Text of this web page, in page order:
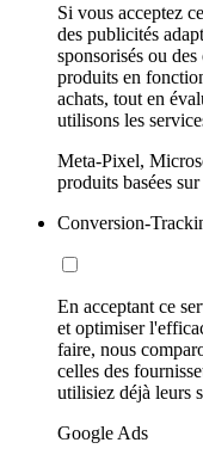
Si vous acceptez
des publicités
sponsorisés ou
produits en
achats, tout en
utilisons les
Meta-Pixel,
produits basées
Conversion-
En acceptant ce
et optimiser
faire, nous
celles des
utilisiez déjà leurs
Google Ads